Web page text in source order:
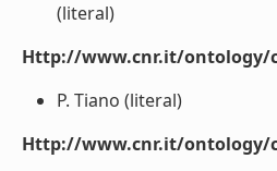
(literal)
Http://www.cnr.it/
P. Tiano (literal)
Http://www.cnr.it/ontology/